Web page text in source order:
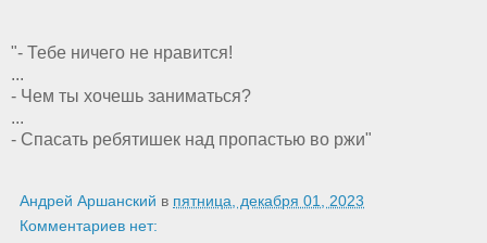
"- Тебе ничего не нравится!
...
- Чем ты хочешь заниматься?
...
- Спасать ребятишек над пропастью во ржи"
Андрей Аршанский в пятница, декабря 01, 2023
Комментариев нет: